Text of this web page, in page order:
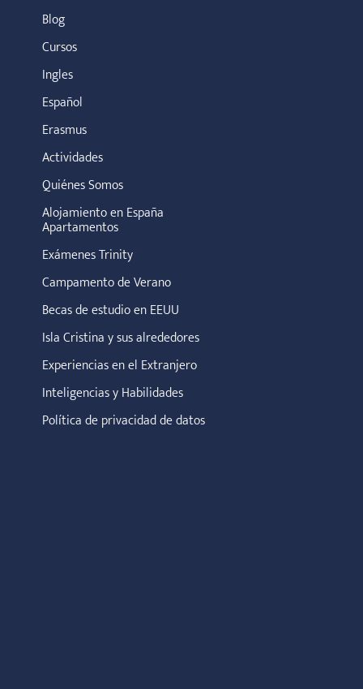
Blog
Cursos
Ingles
Español
Erasmus
Actividades
Quiénes Somos
Alojamiento en España
Apartamentos
Exámenes Trinity
Campamento de Verano
Becas de estudio en EEUU
Isla Cristina y sus alrededores
Experiencias en el Extranjero
Inteligencias y Habilidades
Política de privacidad de datos